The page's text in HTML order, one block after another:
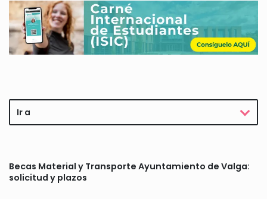
Ir a
Becas Material y Transporte Ayuntamiento de Valga:
solicitud y plazos